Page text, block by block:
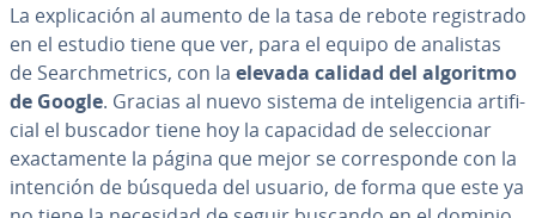
La ex­pli­ca­ción al aumento de la tasa de rebote re­gi­s­tra­do
en el estudio tiene que ver, para el equipo de analistas
de Sea­r­ch­me­tri­cs, con la elevada calidad del algoritmo
de Google. Gracias al nuevo sistema de in­te­li­ge­n­cia ar­ti­fi­
cial el buscador tiene hoy la capacidad de se­le­c­cio­nar
exac­ta­me­n­te la página que mejor se co­rre­s­po­n­de con la
intención de búsqueda del usuario, de forma que este ya